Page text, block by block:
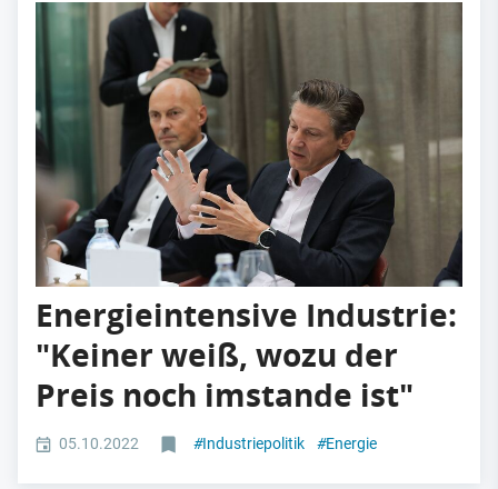
Energieintensive Industrie:
"Keiner weiß, wozu der
Preis noch imstande ist"
05.10.2022 #Industriepolitik #Energie